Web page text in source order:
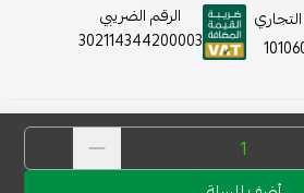
الرقم الضريبي
302114344200003
موثّق في منصة الأعمال